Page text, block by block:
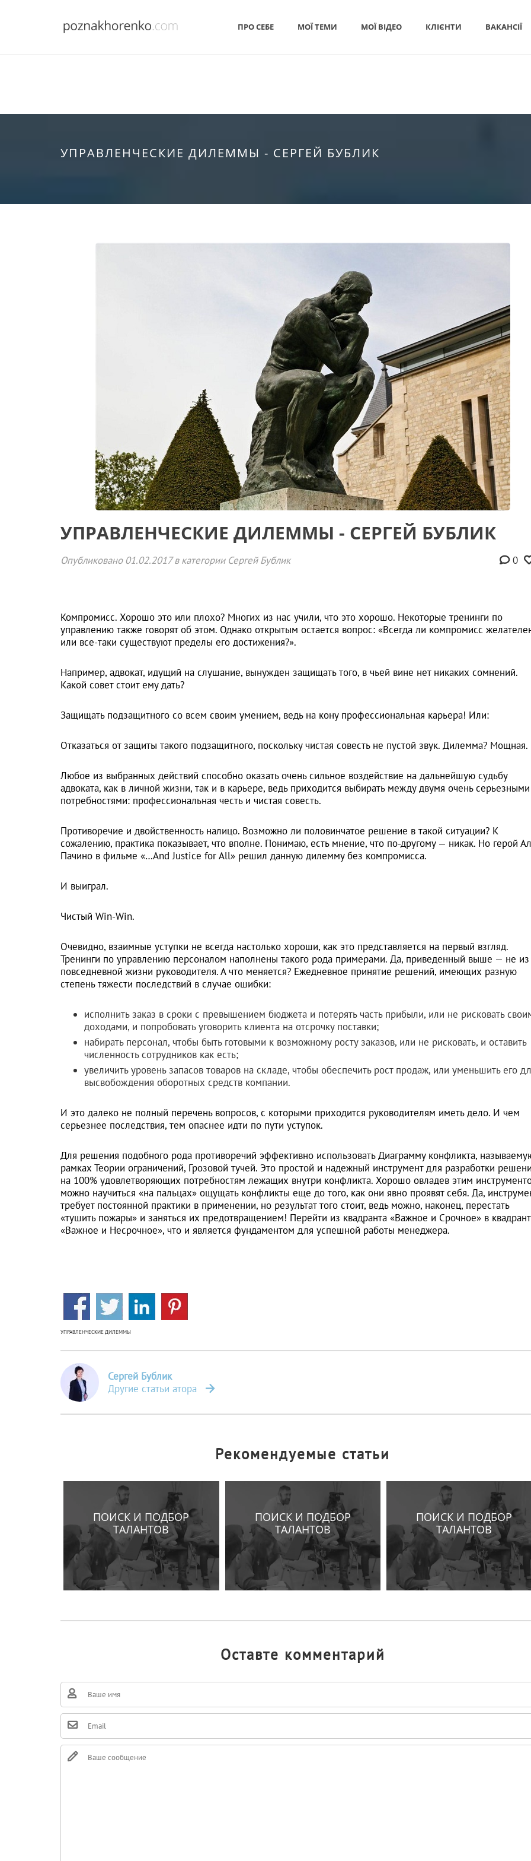
ПРО СЕБЕ МОЇ ТЕМИ МОЇ ВІДЕО КЛІЄНТИ ВАКАНСІЇ
УПРАВЛЕНЧЕСКИЕ ДИЛЕММЫ - СЕРГЕЙ БУБЛИК
УПРАВЛЕНЧЕСКИЕ ДИЛЕММЫ - СЕРГЕЙ БУБЛИК
Опубликовано 01.02.2017в категории Сергей Бублик 0
Компромисс. Хорошо это или плохо? Многих из нас учили, что это хорошо. Некоторые тренинги по
управлению также говорят об этом. Однако открытым остается вопрос: «Всегда ли компромисс
или все-таки существуют пределы его достижения?».
Например, адвокат, идущий на слушание, вынужден защищать того, в чьей вине нет никаких сомнений.
Какой совет стоит ему дать?
Защищать подзащитного со всем своим умением, ведь на кону профессиональная карьера! Или:
Отказаться от защиты такого подзащитного, поскольку чистая совесть не пустой звук. Дилемма? Мощная.
Любое из выбранных действий способно оказать очень сильное воздействие на дальнейшую судьбу
адвоката, как в личной жизни, так и в карьере, ведь приходится выбирать между двумя очень серьезными
потребностями: профессиональная честь и чистая совесть.
Противоречие и двойственность налицо. Возможно ли половинчатое решение в такой ситуации? К
сожалению, практика показывает, что вполне. Понимаю, есть мнение, что по-другому — никак. Но герой
Пачино в фильме «…And Justice for All» решил данную дилемму без компромисса.
И выиграл.
Чистый Win-Win.
Очевидно, взаимные уступки не всегда настолько хороши, как это представляется на первый взгляд.
Тренинги по управлению персоналом наполнены такого рода примерами. Да, приведенный выше — не из
повседневной жизни руководителя. А что меняется? Ежедневное принятие решений, имеющих разную
степень тяжести последствий в случае ошибки:
исполнить заказ в сроки с превышением бюджета и потерять часть прибыли, или не рисковать
доходами, и попробовать уговорить клиента на отсрочку поставки;
набирать персонал, чтобы быть готовыми к возможному росту заказов, или не рисковать, и оставить
численность сотрудников как есть;
увеличить уровень запасов товаров на складе, чтобы обеспечить рост продаж, или уменьшить его
высвобождения оборотных средств компании.
И это далеко не полный перечень вопросов, с которыми приходится руководителям иметь дело. И чем
серьезнее последствия, тем опаснее идти по пути уступок.
Для решения подобного рода противоречий эффективно использовать Диаграмму конфликта,
рамках Теории ограничений, Грозовой тучей. Это простой и надежный инструмент для разработки
на 100% удовлетворяющих потребностям лежащих внутри конфликта. Хорошо овладев этим
можно научиться «на пальцах» ощущать конфликты еще до того, как они явно проявят себя. Да,
требует постоянной практики в применении, но результат того стоит, ведь можно, наконец, перестать
«тушить пожары» и заняться их предотвращением! Перейти из квадранта «Важное и Срочное» в квадрант
«Важное и Несрочное», что и является фундаментом для успешной работы менеджера.
УПРАВЛЕНЧЕСКИЕ ДИЛЕММЫ
Сергей Бублик
Другие статьи атора
Рекомендуемые статьи
ПОИСК И ПОДБОР
ТАЛАНТОВ
ПОИСК И ПОДБОР
ТАЛАНТОВ
ПОИСК И ПОДБОР
ТАЛАНТОВ
Оставте комментарий